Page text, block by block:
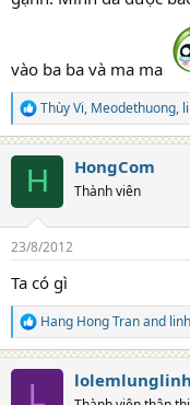
vào ba ba và ma ma
R
e
a
s
Thùy Vi, Meodethuong,
H HongCom
Thành viên
23/8/2012
Ta có gì
R
e
Hang Hong Tranand
L lolemlunglinh